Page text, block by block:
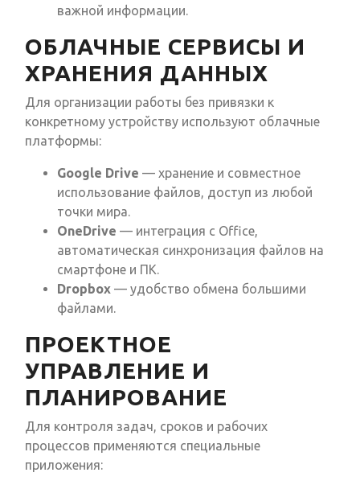
важной информации.
ОБЛАЧНЫЕ СЕРВИСЫ И
ХРАНЕНИЯ ДАННЫХ
Для организации работы без привязки к
конкретному устройству используют облачные
платформы:
Google Drive — хранение и совместное
использование файлов, доступ из любой
точки мира.
OneDrive — интеграция с Office,
автоматическая синхронизация файлов на
смартфоне и ПК.
Dropbox — удобство обмена большими
файлами.
ПРОЕКТНОЕ
УПРАВЛЕНИЕ И
ПЛАНИРОВАНИЕ
Для контроля задач, сроков и рабочих
процессов применяются специальные
приложения: